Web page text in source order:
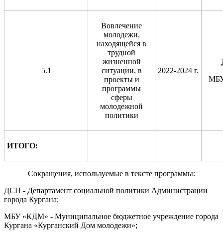
5.1
Вовлечение
молодежи,
находящейся в
трудной
жизненной
ситуации, в
проекты и
программы
сферы
молодежной
политики
2022-2024 г.
ИТОГО:
Сокращения, используемые в тексте программы:
ДСП - Департамент социальной политики Администрации
города Кургана;
МБУ «КДМ» - Муниципальное бюджетное учреждение города
Кургана «Курганский Дом молодежи»;